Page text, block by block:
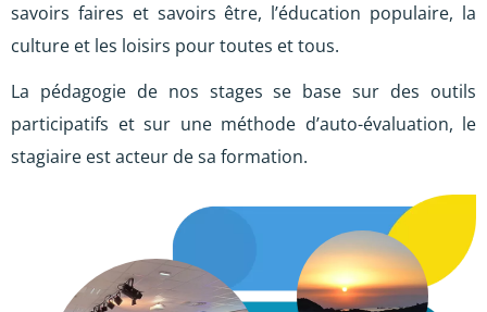
savoirs faires et savoirs être, l’éducation populaire, la
culture et les loisirs pour toutes et tous.
La pédagogie de nos stages se base sur des outils
participatifs et sur une méthode d’auto-évaluation, le
stagiaire est acteur de sa formation.